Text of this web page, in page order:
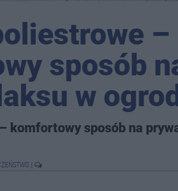
–
sposób
w
komfortowy sposób na